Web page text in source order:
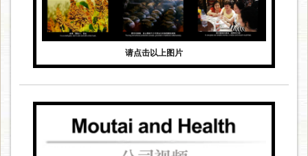
请点击以上图片